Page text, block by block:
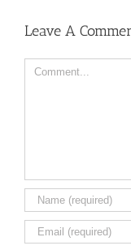
Leave A
Comment